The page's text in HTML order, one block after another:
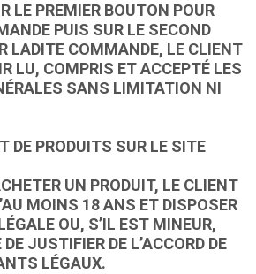
LE PREMIER BOUTON POUR
PUIS SUR LE SECOND
LADITE COMMANDE, LE CLIENT
LU, COMPRIS ET ACCEPTÉ LES
SANS LIMITATION NI
DE PRODUITS SUR LE SITE
UN PRODUIT, LE CLIENT
MOINS 18 ANS ET DISPOSER
OU, S’IL EST MINEUR,
JUSTIFIER DE L’ACCORD DE
LÉGAUX.